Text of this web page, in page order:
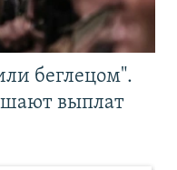
беглецом".
выплат